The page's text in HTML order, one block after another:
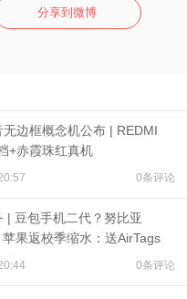
分享到微博
边框概念机公布 | REDMI
+赤霞珠红真机
0条评论
| 豆包手机二代？努比亚
果返校季缩水：送AirTags
0条评论